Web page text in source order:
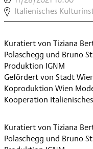
3
,
COMPROVISE
[#3]
,
Italienisches
Kuratiert von Tiziana
Polaschegg und Bruno
Produktion IGNM
Gefördert von Stadt
Koproduktion Wien
Kooperation
Kuratiert von Tiziana
Polaschegg und Bruno